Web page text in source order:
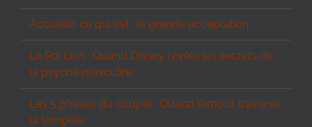
Accueillir ce qui est : la grande acceptation
Le Roi Lion : Quand Disney révèle les secrets de
la psyché masculine
Les 5 phases du couple : Quand l’amour traverse
la tempête